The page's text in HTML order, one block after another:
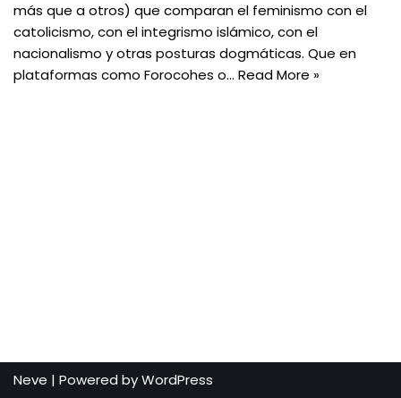
más que a otros) que comparan el feminismo con el
catolicismo, con el integrismo islámico, con el
nacionalismo y otras posturas dogmáticas. Que en
plataformas como Forocohes o… Read More »
Neve | Powered byWordPress